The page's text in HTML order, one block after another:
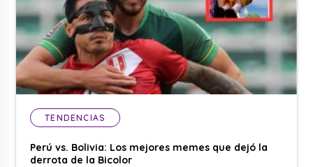
TENDENCIAS
Perú vs. Bolivia: Los mejores memes que dejó la
derrota de la Bicolor